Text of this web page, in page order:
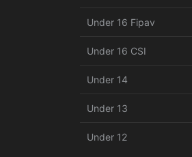
Under 16 Fipav
Under 16 CSI
Under 14
Under 13
Under 12